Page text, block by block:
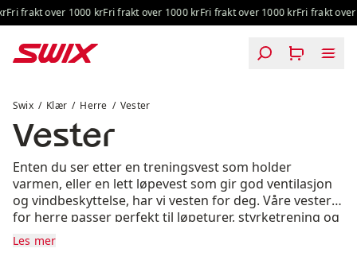
Hopp til innhold
Fri frakt over 1000 krFri frakt over 1000 krFri frakt over 1000 krFri frakt over
Swix Klær Herre Vester
Vester
Enten du ser etter en treningsvest som holder
varmen, eller en lett løpevest som gir god ventilasjon
og vindbeskyttelse, har vi vesten for deg. Våre vester
for herre passer perfekt til løpeturer, styrketrening og
hverdagsaktivitet – med fokus på komfort,
bevegelighet og funksjonelle detaljer.
Les mer